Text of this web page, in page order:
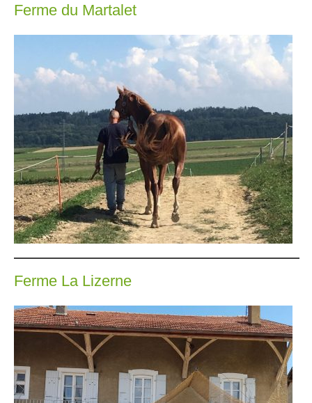
Ferme du Martalet
Ferme La Lizerne